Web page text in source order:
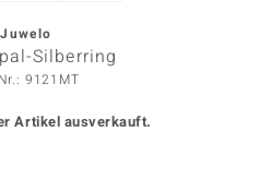
Juwelo
Silberring
9121MT
Artikel ausverkauft.